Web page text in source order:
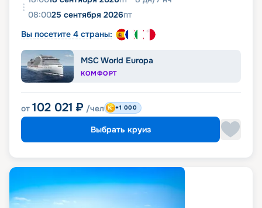
08:0025 сентября 2026пт
Вы посетите 4 страны:
MSC World Europa
КОМФОРТ
от 102 021 ₽ /чел +1 000
Выбрать круиз